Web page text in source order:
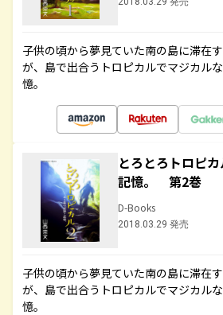
子供の頃から夢見ていた南の島に滞在
が、島で出合うトロピカルでマジカル
憶。
とろとろトロピ
記憶。 第2巻
D-Books
2018.03.29 発売
子供の頃から夢見ていた南の島に滞在
が、島で出合うトロピカルでマジカル
憶。